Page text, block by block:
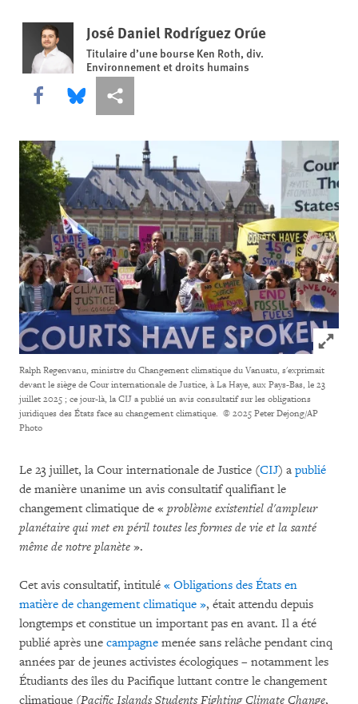
José Daniel Rodríguez Orúe
Titulaire d’une bourse Ken Roth, div.
Environnement et droits humains
Share this via Facebook
Share this via Bluesky
Share this via Partagez
Click
Ralph Regenvanu, ministre du Changement climatique du Vanuatu, s'exprimait
devant le siège de Cour internationale de Justice, à La Haye, aux Pays-Bas, le 23
juillet 2025 ; ce jour-là, la CIJ a publié un avis consultatif sur les obligations
juridiques des États face au changement climatique. © 2025 Peter Dejong/AP
Photo
Le 23 juillet, la Cour internationale de Justice (CIJ) a publié
de manière unanime un avis consultatif qualifiant le
changement climatique de « problème existentiel d'ampleur
planétaire qui met en péril toutes les formes de vie et la santé
même de notre planète ».
Cet avis consultatif, intitulé « Obligations des États en
matière de changement climatique », était attendu depuis
longtemps et constitue un important pas en avant. Il a été
publié après une campagne menée sans relâche pendant cinq
années par de jeunes activistes écologiques – notamment les
Étudiants des îles du Pacifique luttant contre le changement
climatique (Pacific Islands Students Fighting Climate Change,